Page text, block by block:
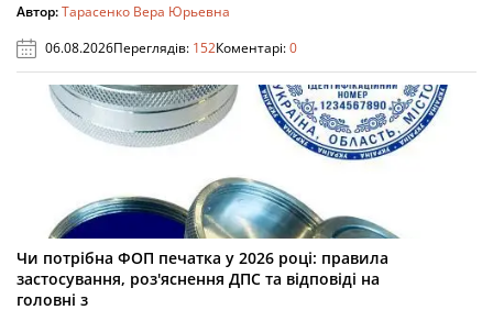
Автор:Тарасенко Вера Юрьевна
06.08.2026Переглядів: 152Коментарі:0
Чи потрібна ФОП печатка у 2026 році: правила
застосування, роз'яснення ДПС та відповіді на
головні з